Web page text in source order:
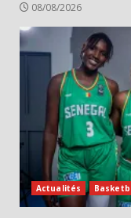
08/08/2026
Actualités